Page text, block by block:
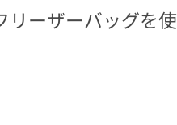
リーザーバッグを使